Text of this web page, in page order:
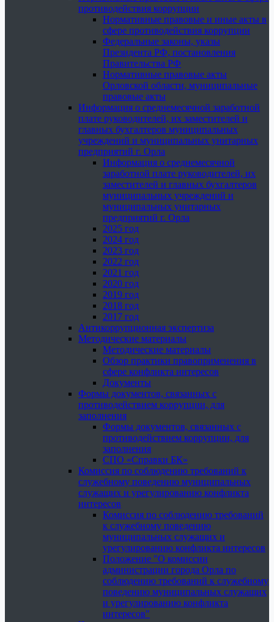
противодействия коррупции
Нормативные правовые и иные акты в
сфере противодействия коррупции
Федеральные законы, указы
Президента РФ, постановления
Правительства РФ
Нормативные правовые акты
Орловской области, муниципальные
правовые акты
Информация о среднемесячной заработной
плате руководителей, их заместителей и
главных бухгалтеров муниципальных
учреждений и муниципальных унитарных
предприятий г. Орла
Информация о среднемесячной
заработной плате руководителей, их
заместителей и главных бухгалтеров
муниципальных учреждений и
муниципальных унитарных
предприятий г. Орла
2025 год
2024 год
2023 год
2022 год
2021 год
2020 год
2019 год
2018 год
2017 год
Антикоррупционная экспертиза
Методические материалы
Методические материалы
Обзор практики правоприменения в
сфере конфликта интересов
Документы
Формы документов, связанных с
противодействием коррупции, для
заполнения
Формы документов, связанных с
противодействием коррупции, для
заполнения
СПО «Справки БК»
Комиссия по соблюдению требований к
служебному поведению муниципальных
служащих и урегулированию конфликта
интересов
Комиссия по соблюдению требований
к служебному поведению
муниципальных служащих и
урегулированию конфликта интересов
Положение "О комиссии
администрации города Орла по
соблюдению требований к служебному
поведению муниципальных служащих
и урегулированию конфликта
интересов"